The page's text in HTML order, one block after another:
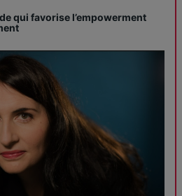
qui favorise l’empowerment